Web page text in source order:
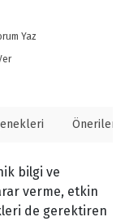
Yaz
bilgi ve
verme, etkin
de gerektiren